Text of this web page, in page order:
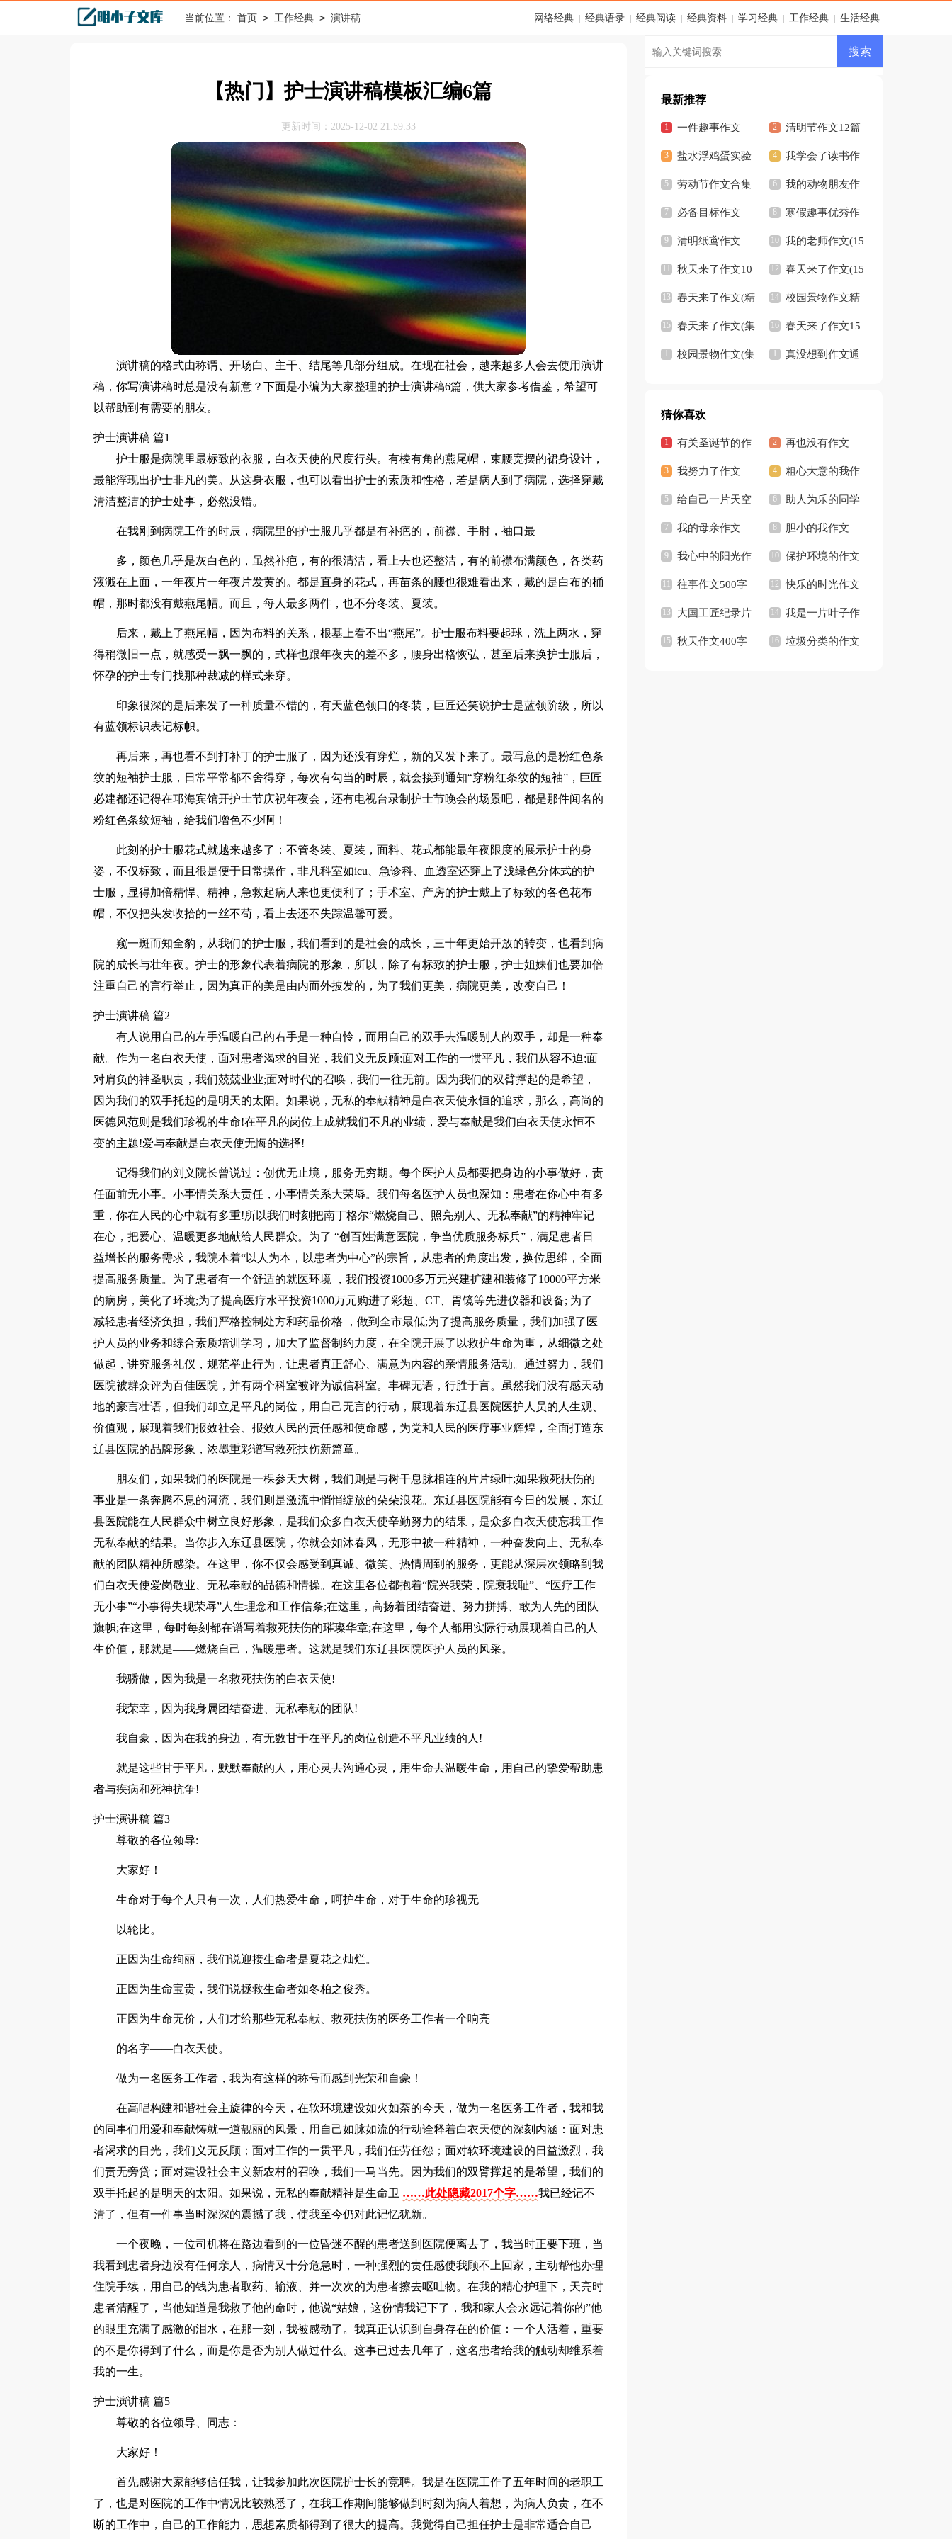
当前位置： 首页 > 工作经典 > 演讲稿 网络经典 经典语录 经典阅读 经典资料 学习经典 工作经典 生活经典
【热门】护士演讲稿模板汇编6篇
更新时间：2025-12-02 21:59:33
演讲稿的格式由称谓、开场白、主干、结尾等几部分组成。在现在社会，越来越多人会去使用演讲
稿，你写演讲稿时总是没有新意？下面是小编为大家整理的护士演讲稿6篇，供大家参考借鉴，希望可
以帮助到有需要的朋友。
护士演讲稿 篇1
护士服是病院里最标致的衣服，白衣天使的尺度行头。有棱有角的燕尾帽，束腰宽摆的裙身设计，
最能浮现出护士非凡的美。从这身衣服，也可以看出护士的素质和性格，若是病人到了病院，选择穿戴
清洁整洁的护士处事，必然没错。
在我刚到病院工作的时辰，病院里的护士服几乎都是有补疤的，前襟、手肘，袖口最
多，颜色几乎是灰白色的，虽然补疤，有的很清洁，看上去也还整洁，有的前襟布满颜色，各类药
液溅在上面，一年夜片一年夜片发黄的。都是直身的花式，再苗条的腰也很难看出来，戴的是白布的桶
帽，那时都没有戴燕尾帽。而且，每人最多两件，也不分冬装、夏装。
后来，戴上了燕尾帽，因为布料的关系，根基上看不出“燕尾”。护士服布料要起球，洗上两水，穿
得稍微旧一点，就感受一飘一飘的，式样也跟年夜夫的差不多，腰身出格恢弘，甚至后来换护士服后，
怀孕的护士专门找那种裁减的样式来穿。
印象很深的是后来发了一种质量不错的，有天蓝色领口的冬装，巨匠还笑说护士是蓝领阶级，所以
有蓝领标识表记标帜。
再后来，再也看不到打补丁的护士服了，因为还没有穿烂，新的又发下来了。最写意的是粉红色条
纹的短袖护士服，日常平常都不舍得穿，每次有勾当的时辰，就会接到通知“穿粉红条纹的短袖”，巨匠
必建都还记得在邛海宾馆开护士节庆祝年夜会，还有电视台录制护士节晚会的场景吧，都是那件闻名的
粉红色条纹短袖，给我们增色不少啊！
此刻的护士服花式就越来越多了：不管冬装、夏装，面料、花式都能最年夜限度的展示护士的身
姿，不仅标致，而且很是便于日常操作，非凡科室如icu、急诊科、血透室还穿上了浅绿色分体式的护
士服，显得加倍精悍、精神，急救起病人来也更便利了；手术室、产房的护士戴上了标致的各色花布
帽，不仅把头发收拾的一丝不苟，看上去还不失踪温馨可爱。
窥一斑而知全豹，从我们的护士服，我们看到的是社会的成长，三十年更始开放的转变，也看到病
院的成长与壮年夜。护士的形象代表着病院的形象，所以，除了有标致的护士服，护士姐妹们也要加倍
注重自己的言行举止，因为真正的美是由内而外披发的，为了我们更美，病院更美，改变自己！
护士演讲稿 篇2
有人说用自己的左手温暖自己的右手是一种自怜，而用自己的双手去温暖别人的双手，却是一种奉
献。作为一名白衣天使，面对患者渴求的目光，我们义无反顾;面对工作的一惯平凡，我们从容不迫;面
对肩负的神圣职责，我们兢兢业业;面对时代的召唤，我们一往无前。因为我们的双臂撑起的是希望，
因为我们的双手托起的是明天的太阳。如果说，无私的奉献精神是白衣天使永恒的追求，那么，高尚的
医德风范则是我们珍视的生命!在平凡的岗位上成就我们不凡的业绩，爱与奉献是我们白衣天使永恒不
变的主题!爱与奉献是白衣天使无悔的选择!
记得我们的刘义院长曾说过：创优无止境，服务无穷期。每个医护人员都要把身边的小事做好，责
任面前无小事。小事情关系大责任，小事情关系大荣辱。我们每名医护人员也深知：患者在你心中有多
重，你在人民的心中就有多重!所以我们时刻把南丁格尔“燃烧自己、照亮别人、无私奉献”的精神牢记
在心，把爱心、温暖更多地献给人民群众。为了 “创百姓满意医院，争当优质服务标兵”，满足患者日
益增长的服务需求，我院本着“以人为本，以患者为中心”的宗旨，从患者的角度出发，换位思维，全面
提高服务质量。为了患者有一个舒适的就医环境 ，我们投资1000多万元兴建扩建和装修了10000平方米
的病房，美化了环境;为了提高医疗水平投资1000万元购进了彩超、CT、胃镜等先进仪器和设备; 为了
减轻患者经济负担，我们严格控制处方和药品价格 ，做到全市最低;为了提高服务质量，我们加强了医
护人员的业务和综合素质培训学习，加大了监督制约力度，在全院开展了以救护生命为重，从细微之处
做起，讲究服务礼仪，规范举止行为，让患者真正舒心、满意为内容的亲情服务活动。通过努力，我们
医院被群众评为百佳医院，并有两个科室被评为诚信科室。丰碑无语，行胜于言。虽然我们没有感天动
地的豪言壮语，但我们却立足平凡的岗位，用自己无言的行动，展现着东辽县医院医护人员的人生观、
价值观，展现着我们报效社会、报效人民的责任感和使命感，为党和人民的医疗事业辉煌，全面打造东
辽县医院的品牌形象，浓墨重彩谱写救死扶伤新篇章。
朋友们，如果我们的医院是一棵参天大树，我们则是与树干息脉相连的片片绿叶;如果救死扶伤的
事业是一条奔腾不息的河流，我们则是激流中悄悄绽放的朵朵浪花。东辽县医院能有今日的发展，东辽
县医院能在人民群众中树立良好形象，是我们众多白衣天使辛勤努力的结果，是众多白衣天使忘我工作
无私奉献的结果。当你步入东辽县医院，你就会如沐春风，无形中被一种精神，一种奋发向上、无私奉
献的团队精神所感染。在这里，你不仅会感受到真诚、微笑、热情周到的服务，更能从深层次领略到我
们白衣天使爱岗敬业、无私奉献的品德和情操。在这里各位都抱着“院兴我荣，院衰我耻”、“医疗工作
无小事”“小事得失现荣辱”人生理念和工作信条;在这里，高扬着团结奋进、努力拼搏、敢为人先的团队
旗帜;在这里，每时每刻都在谱写着救死扶伤的璀璨华章;在这里，每个人都用实际行动展现着自己的人
生价值，那就是——燃烧自己，温暖患者。这就是我们东辽县医院医护人员的风采。
我骄傲，因为我是一名救死扶伤的白衣天使!
我荣幸，因为我身属团结奋进、无私奉献的团队!
我自豪，因为在我的身边，有无数甘于在平凡的岗位创造不平凡业绩的人!
就是这些甘于平凡，默默奉献的人，用心灵去沟通心灵，用生命去温暖生命，用自己的挚爱帮助患
者与疾病和死神抗争!
护士演讲稿 篇3
尊敬的各位领导:
大家好！
生命对于每个人只有一次，人们热爱生命，呵护生命，对于生命的珍视无
以轮比。
正因为生命绚丽，我们说迎接生命者是夏花之灿烂。
正因为生命宝贵，我们说拯救生命者如冬柏之俊秀。
正因为生命无价，人们才给那些无私奉献、救死扶伤的医务工作者一个响亮
的名字——白衣天使。
做为一名医务工作者，我为有这样的称号而感到光荣和自豪！
在高唱构建和谐社会主旋律的今天，在软环境建设如火如荼的今天，做为一名医务工作者，我和我
的同事们用爱和奉献铸就一道靓丽的风景，用自己如脉如流的行动诠释着白衣天使的深刻内涵：面对患
者渴求的目光，我们义无反顾；面对工作的一贯平凡，我们任劳任怨；面对软环境建设的日益激烈，我
们责无旁贷；面对建设社会主义新农村的召唤，我们一马当先。因为我们的双臂撑起的是希望，我们的
双手托起的是明天的太阳。如果说，无私的奉献精神是生命卫 ……此处隐藏2017个字……我已经记不
清了，但有一件事当时深深的震撼了我，使我至今仍对此记忆犹新。
一个夜晚，一位司机将在路边看到的一位昏迷不醒的患者送到医院便离去了，我当时正要下班，当
我看到患者身边没有任何亲人，病情又十分危急时，一种强烈的责任感使我顾不上回家，主动帮他办理
住院手续，用自己的钱为患者取药、输液、并一次次的为患者擦去呕吐物。在我的精心护理下，天亮时
患者清醒了，当他知道是我救了他的命时，他说“姑娘，这份情我记下了，我和家人会永远记着你的”他
的眼里充满了感激的泪水，在那一刻，我被感动了。我真正认识到自身存在的价值：一个人活着，重要
的不是你得到了什么，而是你是否为别人做过什么。这事已过去几年了，这名患者给我的触动却维系着
我的一生。
护士演讲稿 篇5
尊敬的各位领导、同志：
大家好！
首先感谢大家能够信任我，让我参加此次医院护士长的竞聘。我是在医院工作了五年时间的老职工
了，也是对医院的工作中情况比较熟悉了，在我工作期间能够做到时刻为病人着想，为病人负责，在不
断的工作中，自己的工作能力，思想素质都得到了很大的提高。我觉得自己担任护士是非常适合自己
最新推荐
一件趣事作文
500字
清明节作文12篇
盐水浮鸡蛋实验
作文
我学会了读书作
文
劳动节作文合集
15篇
我的动物朋友作
文通用15篇
必备目标作文
400字九篇
寒假趣事优秀作
文
清明纸鸢作文 我的老师作文(15
篇)
秋天来了作文10
篇
春天来了作文(15
篇)
春天来了作文(精
选15篇)
校园景物作文精
选15篇
春天来了作文(集
合15篇)
春天来了作文15
篇
校园景物作文(集 真没想到作文通
猜你喜欢
有关圣诞节的作
文
再也没有作文
700字
我努力了作文 粗心大意的我作
文
给自己一片天空
作文
助人为乐的同学
我的母亲作文
300字
胆小的我作文
400字
我心中的阳光作
文
保护环境的作文
500字
往事作文500字 快乐的时光作文
通用15篇
大国工匠纪录片
观后感
我是一片叶子作
文
秋天作文400字 垃圾分类的作文